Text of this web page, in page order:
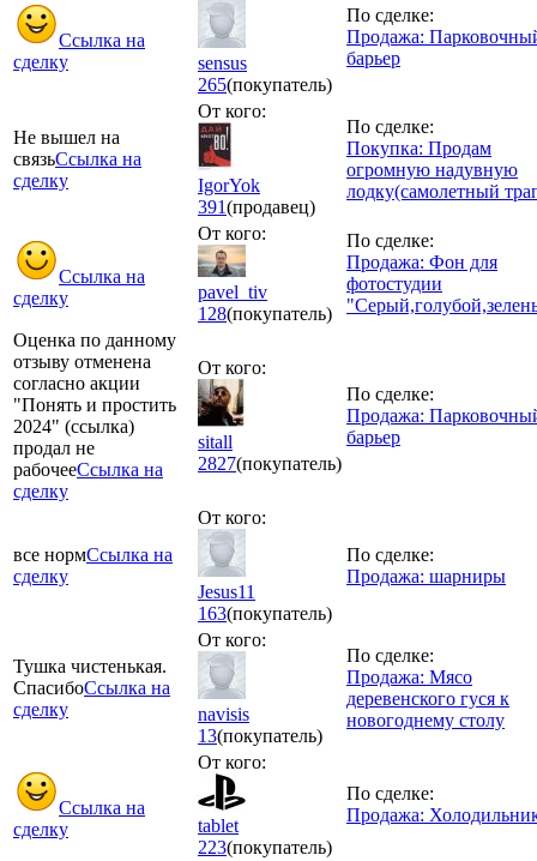
Ссылка на
сделку
sensus
265(покупатель)
По сделке:
Продажа:
барьер
Не вышел на
связьСсылка на
сделку
От кого:
IgorYok
391(продавец)
По сделке:
Покупка: Продам
огромную надувную
лодку(самолетный
Ссылка на
сделку
От кого:
pavel_tiv
128(покупатель)
По сделке:
Продажа: Фон для
фотостудии
Оценка по данному
отзыву отменена
согласно акции
"Понять и простить
2024" (ссылка)
продал не
рабочееСсылка на
сделку
От кого:
sitall
2827(покупатель)
По сделке:
Продажа:
барьер
все нормСсылка на
сделку
От кого:
Jesus11
163(покупатель)
По сделке:
Продажа: шарниры
Тушка чистенькая.
СпасибоСсылка на
сделку
От кого:
navisis
13(покупатель)
По сделке:
Продажа: Мясо
деревенского гуся к
новогоднему столу
Ссылка на
сделку
От кого:
tablet
223(покупатель)
По сделке:
Продажа: